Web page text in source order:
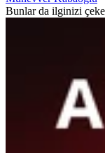
Bunlar da ilginizi